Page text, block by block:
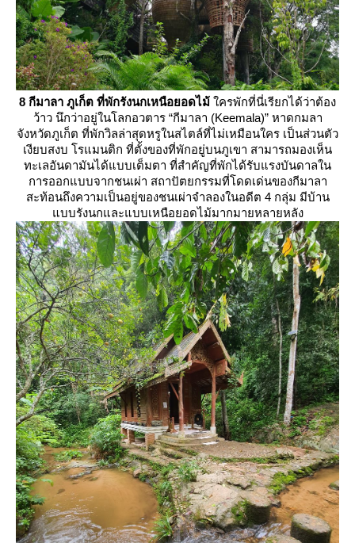
8 กีมาลา ภูเก็ต ที่พักรังนกเหนือยอดไม้ ครพักที่นี่เรียกได้ว่าต้อง
ว้าว นึกว่าอยู่ในโลกอวตาร “กีมาลา (Keemala)” หาดกมลา
จังหวัดภูเก็ต ที่พักวิลล่าสุดหรูในสไตล์ที่ไม่เหมือนใคร เป็นส่วนตัว
เงียบสงบ โรแมนติก ที่ตั้งของที่พักอยู่บนภูเขา สามารถมองเห็น
ทะเลอันดามันได้แบบเต็มตา ที่สำคัญที่พักได้รับแรงบันดาลใน
การออกแบบจากชนเผ่า สถาปัตยกรรมที่โดดเด่นของกีมาลา
สะท้อนถึงความเป็นอยู่ของชนเผ่าจำลองในอดีต 4 กลุ่ม มีบ้าน
บบรังนกและแบบเหนือยอดไม้มากมายหลายหลัง